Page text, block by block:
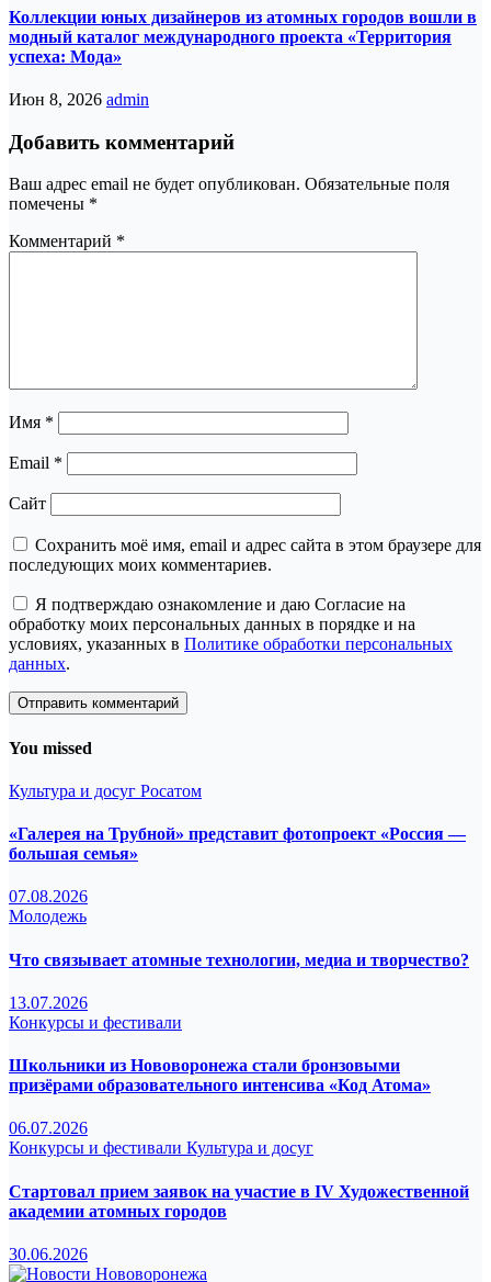
Коллекции юных дизайнеров из атомных городов вошли в
модный каталог международного проекта «Территория
успеха: Мода»
Июн 8, 2026 admin
Добавить комментарий
Ваш адрес email не будет опубликован. Обязательные поля
помечены *
Комментарий *
Имя *
Email *
Сайт
Сохранить моё имя, email и адрес сайта в этом браузере для
последующих моих комментариев.
Я подтверждаю ознакомление и даю Согласие на
обработку моих персональных данных в порядке и на
условиях, указанных в Политике обработки персональных
данных.
You missed
Культура и досуг Росатом
«Галерея на Трубной» представит фотопроект «Россия —
большая семья»
07.08.2026
Молодежь
Что связывает атомные технологии, медиа и творчество?
13.07.2026
Конкурсы и фестивали
Школьники из Нововоронежа стали бронзовыми
призёрами образовательного интенсива «Код Атома»
06.07.2026
Конкурсы и фестивали Культура и досуг
Стартовал прием заявок на участие в IV Художественной
академии атомных городов
30.06.2026